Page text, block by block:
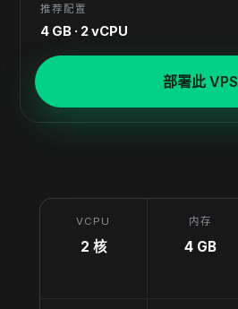
推荐配置
4 GB · 2 vCPU
部署此 VPS
VCPU
2 核
内存
4 GB